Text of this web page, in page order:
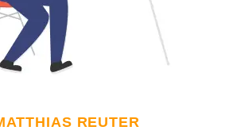
REUTER